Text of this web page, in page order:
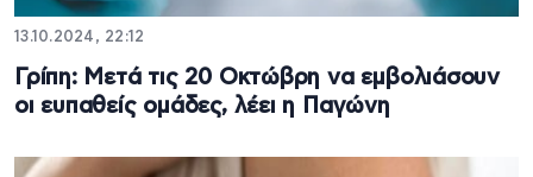
13.10.2024, 22:12
Γρίπη: Μετά τις 20 Οκτώβρη να εμβολιάσουν
οι ευπαθείς ομάδες, λέει η Παγώνη